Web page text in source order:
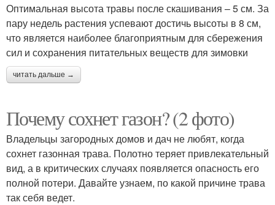
Оптимальная высота травы после скашивания – 5 см. За
пару недель растения успевают достичь высоты в 8 см,
что является наиболее благоприятным для сбережения
сил и сохранения питательных веществ для зимовки
читать дальше →
Почему сохнет газон? (2 фото)
Владельцы загородных домов и дач не любят, когда
сохнет газонная трава. Полотно теряет привлекательный
вид, а в критических случаях появляется опасность его
полной потери. Давайте узнаем, по какой причине трава
так себя ведет.